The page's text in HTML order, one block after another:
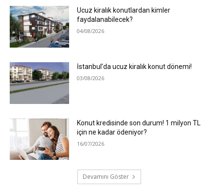
Ucuz kiralık konutlardan kimler
faydalanabilecek?
04/08/2026
İstanbul’da ucuz kiralık konut dönemi!
03/08/2026
Konut kredisinde son durum! 1 milyon TL
için ne kadar ödeniyor?
16/07/2026
Devamını Göster